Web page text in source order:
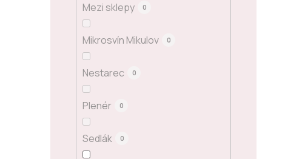
Mezi sklepy 0
Mikrosvín Mikulov 0
Nestarec 0
Plenér 0
Sedlák 0